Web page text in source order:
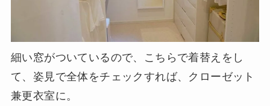
細い窓がついているので、こちらで着替えをし
て、姿見で全体をチェックすれば、クローゼット
兼更衣室に。